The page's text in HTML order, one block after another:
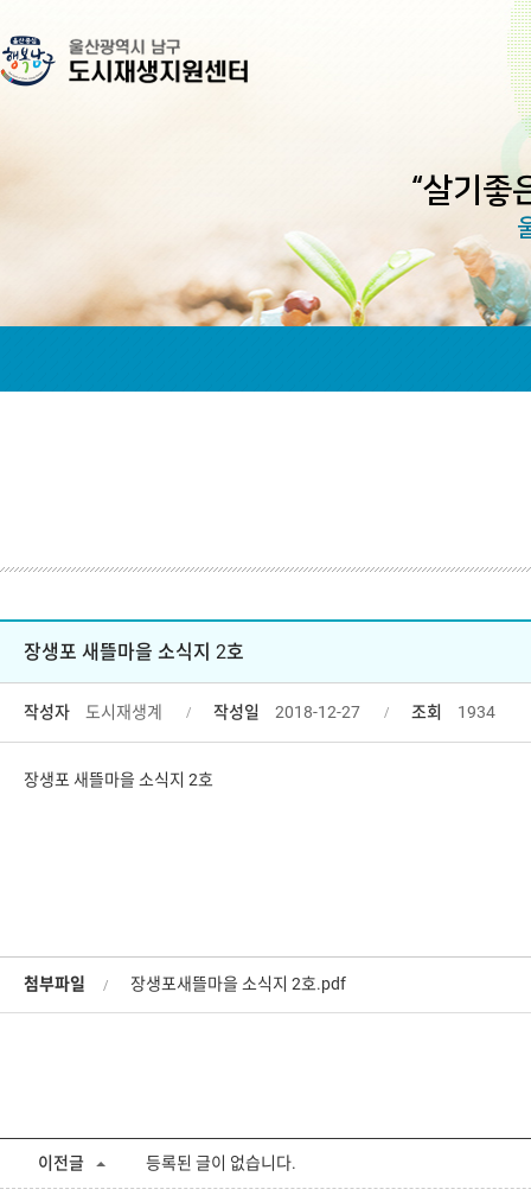
“살기좋
장생포 새뜰마을 소식지 2호
작성자 도시재생계 작성일 2018-12-27 조회 1934
장생포 새뜰마을 소식지 2호
첨부파일 장생포새뜰마을 소식지 2호.pdf
이전글 등록된 글이 없습니다.